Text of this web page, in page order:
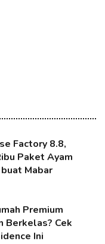
Factory 8.8,
Paket Ayam
Mabar
Premium
Berkelas? Cek
Ini